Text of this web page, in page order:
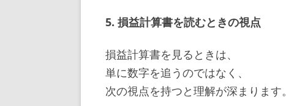
5. 損益計算書を読むときの視点
損益計算書を見るときは、
単に数字を追うのではなく、
次の視点を持つと理解が深まります。